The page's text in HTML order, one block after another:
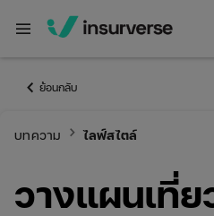
menu
keyboard_arrow_left ย้อนกลับ
บทความ keyboard_arrow_right ไลฟ์สไตล์
วางแผนเที่ย